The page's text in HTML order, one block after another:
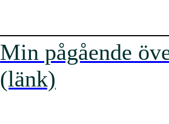
Min pågående
(länk)